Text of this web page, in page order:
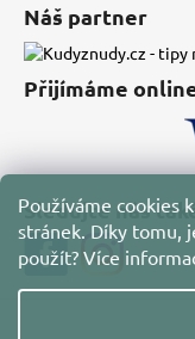
Používáme cookies
stránek. Díky tomu,
použít? Více
Náš partner
Přijímáme
Sledujte nás